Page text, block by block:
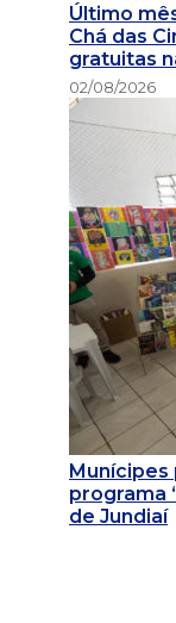
Último
Chá das
gratuitas
02/08/2026
programa
de Jundiaí